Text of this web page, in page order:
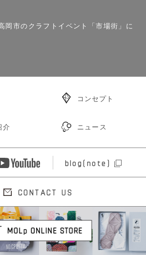
市のクラフトイベント「市場街」に
コンセプト
介 ニュース
blog(note)
CONTACT US